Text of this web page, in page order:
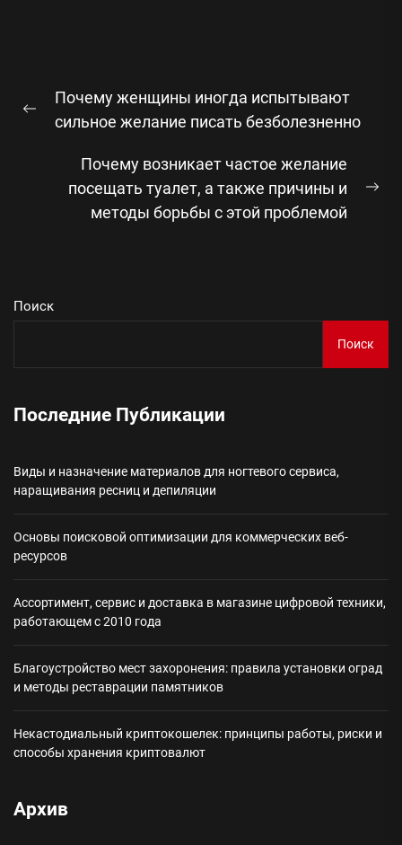
поПредыдущая
Почему женщины иногда испытывают
сильное желание писать безболезненно
Почему возникает частое желание
посещать туалет, а также причины и
методы борьбы с этой проблемой
Поиск
Поиск
Последние Публикации
Виды и назначение материалов для ногтевого сервиса,
наращивания ресниц и депиляции
Основы поисковой оптимизации для коммерческих веб-
ресурсов
Ассортимент, сервис и доставка в магазине цифровой техники,
работающем с 2010 года
Благоустройство мест захоронения: правила установки оград
и методы реставрации памятников
Некастодиальный криптокошелек: принципы работы, риски и
способы хранения криптовалют
Архив